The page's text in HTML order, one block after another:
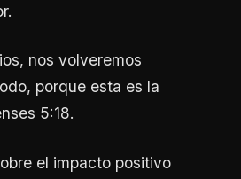
nos volveremos
porque esta es la
5:18.
el impacto positivo